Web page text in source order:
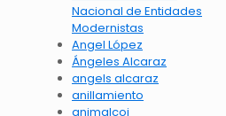
Nacional de Entidades
Modernistas
Angel López
Ángeles Alcaraz
angels alcaraz
anillamiento
animalcoi